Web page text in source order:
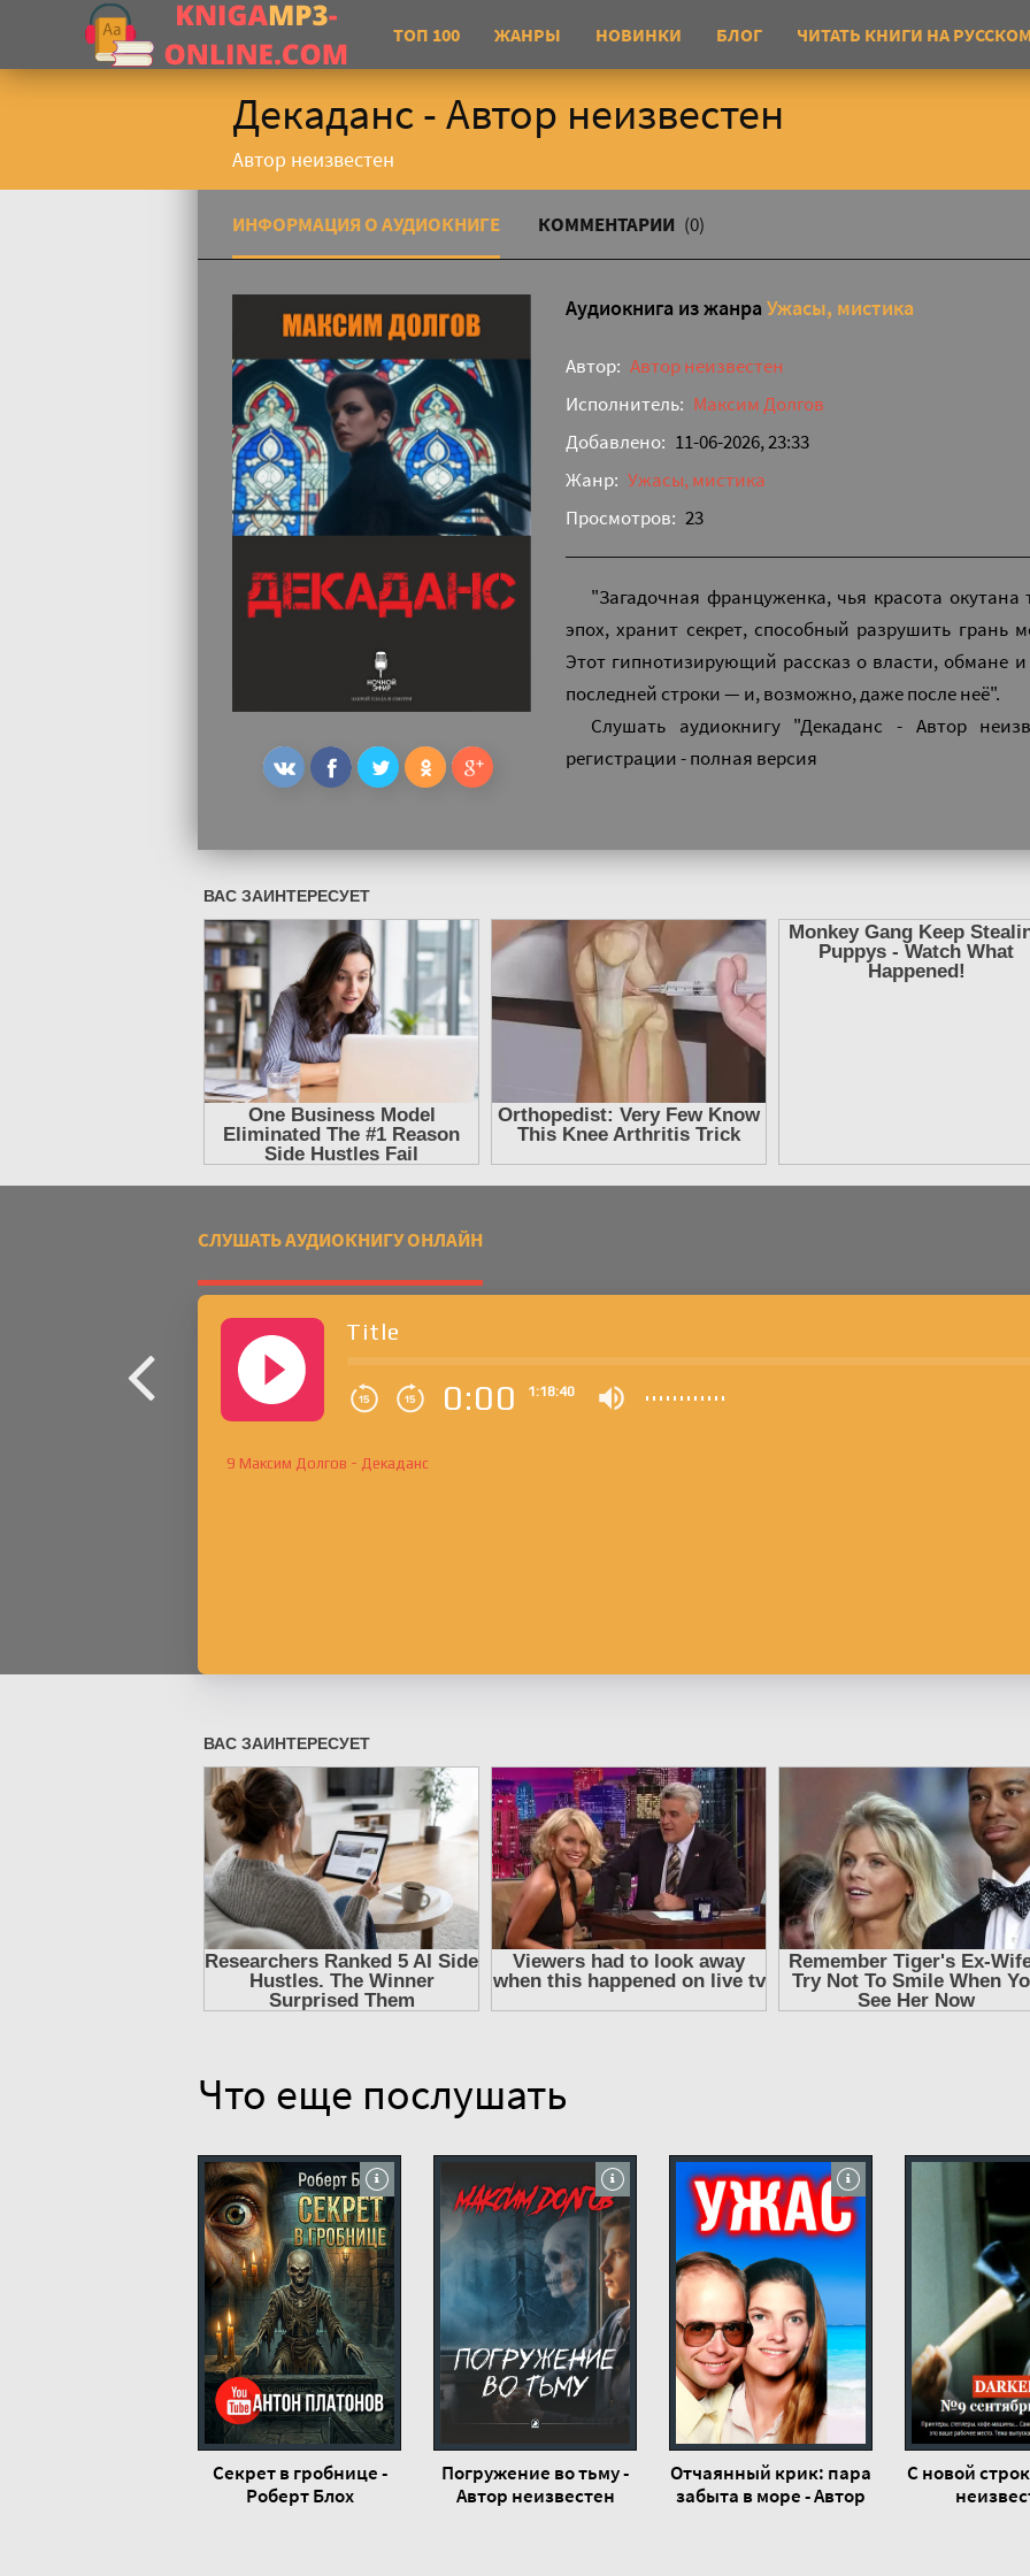
ТОП 100 ЖАНРЫ НОВИНКИ БЛОГ ЧИТАТЬ КНИГИ НА
Декаданс - Автор неизвестен
Автор неизвестен
ИНФОРМАЦИЯ О АУДИОКНИГЕ КОММЕНТАРИИ (0)
Аудиокнига из жанра Ужасы, мистика
Автор: Автор неизвестен
Исполнитель: Максим Долгов
Добавлено: 11-06-2026, 23:33
Жанр: Ужасы, мистика
Просмотров: 23
"Загадочная француженка, чья красота
эпох, хранит секрет, способный разрушить
Этот гипнотизирующий рассказ о власти, обмане
последней строки — и, возможно, даже после неё".
Слушать аудиокнигу "Декаданс - Автор
регистрации - полная версия
СЛУШАТЬ АУДИОКНИГУ ОНЛАЙН
Title
0:00 1:18:40
9 Максим Долгов - Декаданс
Что еще послушать
Секрет в гробнице -
Роберт Блох
Погружение во тьму -
Автор неизвестен
Отчаянный крик: пара
забыта в море - Автор
С новой